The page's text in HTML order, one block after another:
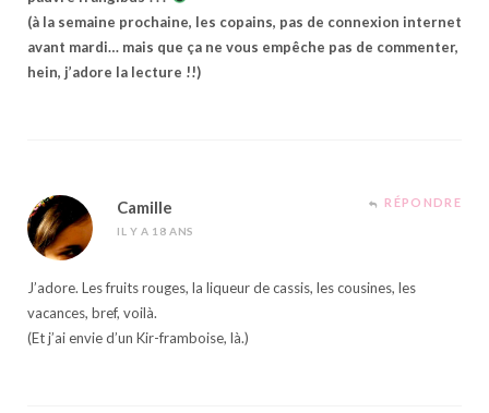
(à la semaine prochaine, les copains, pas de connexion internet
avant mardi… mais que ça ne vous empêche pas de commenter,
hein, j’adore la lecture !!)
Camille
IL Y A 18 ANS
RÉPONDRE
J’adore. Les fruits rouges, la liqueur de cassis, les cousines, les
vacances, bref, voilà.
(Et j’ai envie d’un Kir-framboise, là.)